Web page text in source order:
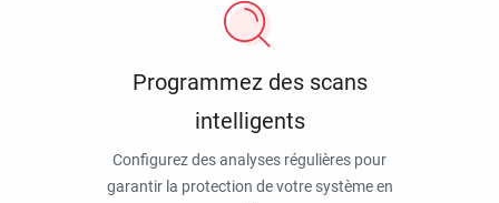
Programmez des scans
intelligents
Configurez des analyses régulières pour
garantir la protection de votre système en